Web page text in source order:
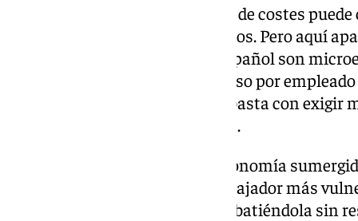
Para una empresa, un aumento de costes
productividad, eficiencia o precios. Pero aquí
el 94% del tejido empresarial español son
de repente? No. Mejorar el ingreso por
ratio lleva años estancado. No basta con exigir
las condiciones para sostenerla.
Esto no es una defensa de la economía
perjudica especialmente al trabajador más
por qué existe, seguiremos combatiéndola sin